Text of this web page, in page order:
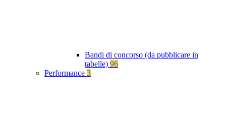
Bandi di concorso (da pubblicare in
tabelle) 96
Performance 3